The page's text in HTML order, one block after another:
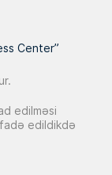
Center”
edilməsi
edildikdə